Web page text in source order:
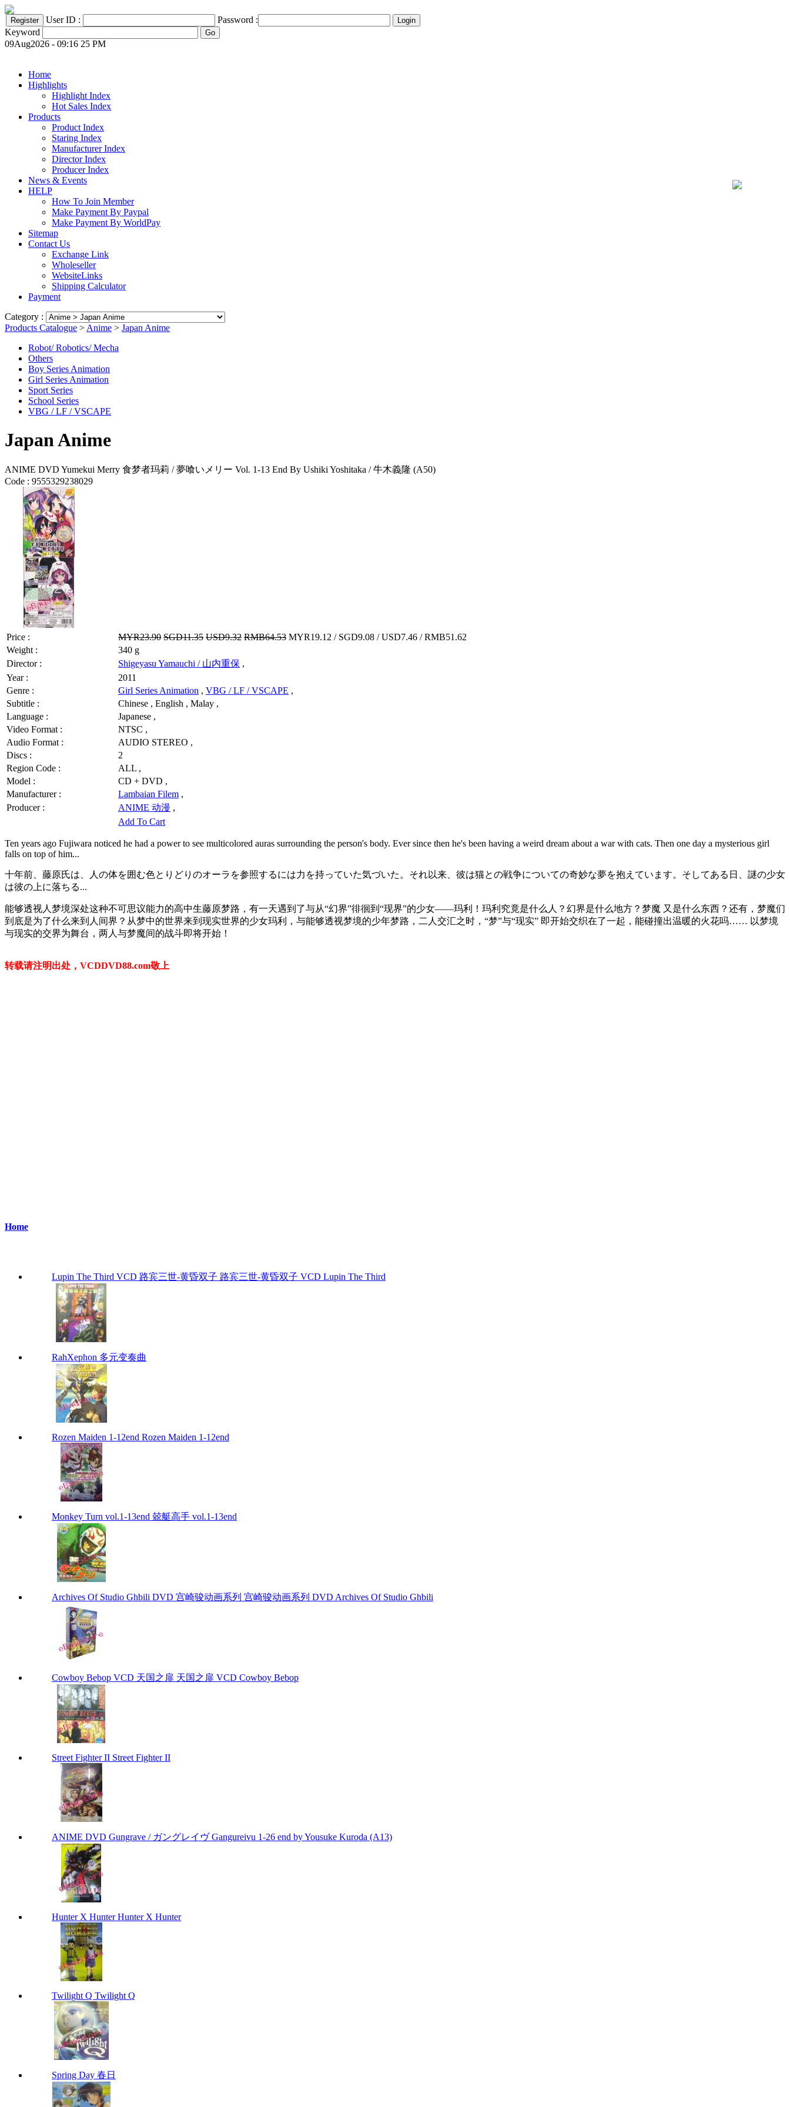
User ID :
Password :
Keyword
09Aug2026 - 09:16 25 PM
Home
Highlights
Highlight Index
Hot Sales Index
Products
Product Index
Staring Index
Manufacturer Index
Director Index
Producer Index
News & Events
HELP
How To Join Member
Make Payment By Paypal
Make Payment By WorldPay
Sitemap
Contact Us
Exchange Link
Wholeseller
WebsiteLinks
Shipping Calculator
Payment
Category :
Products Catalogue > Anime > Japan Anime
Robot/ Robotics/ Mecha
Others
Boy Series Animation
Girl Series Animation
Sport Series
School Series
VBG / LF / VSCAPE
Japan Anime
ANIME DVD Yumekui Merry 食梦者玛莉 / 夢喰いメリー Vol. 1-13 End By Ushiki Yoshitaka / 牛木義隆 (A50)
Code : 9555329238029
Price : MYR23.90 SGD11.35 USD9.32 RMB64.53 MYR19.12 / SGD9.08 / USD7.46 / RMB51.62
Weight :
340 g
Director :
Shigeyasu Yamauchi / 山内重保 ,
Year :
2011
Genre :
Girl Series Animation , VBG / LF / VSCAPE ,
Subtitle :
Chinese , English , Malay ,
Language :
Japanese ,
Video Format :
NTSC ,
Audio Format :
AUDIO STEREO ,
Discs :
2
Region Code :
ALL ,
Model :
CD + DVD ,
Manufacturer :
Lambaian Filem ,
Producer :
ANIME 动漫 ,
Add To Cart
Ten years ago Fujiwara noticed he had a power to see multicolored auras surrounding the person's body. Ever since then he's been having a weird dream about a war with cats. Then one day a mysterious girl
falls on top of him...
十年前 、藤原氏は、 人の体を囲む色とりどりのオーラ を参照するには力を持っていた気づいた 。 それ以来 、彼は猫との戦争についての奇妙な夢を抱えています。 そしてある 日、 謎の少女
は彼の上に落ちる...
能够透视人梦境深处这种不可思议能力的高中生藤原梦路，有一天遇到了与从“幻界”徘徊到“现界”的少女——玛利！玛利究竟是什么人？幻界是什么地方？梦魔 又是什么东西？还有，梦魔们
到底是为了什么来到人间界？从梦中的世界来到现实世界的少女玛利，与能够透视梦境的少年梦路，二人交汇之时，“梦”与“现实” 即开始交织在了一起，能碰撞出温暖的火花吗…… 以梦境
与现实的交界为舞台，两人与梦魔间的战斗即将开始！
转载请注明出处，VCDDVD88.com敬上
Home
Lupin The Third VCD 路宾三世-黄昏双子 路宾三世-黄昏双子 VCD Lupin The Third
RahXephon 多元变奏曲
Rozen Maiden 1-12end Rozen Maiden 1-12end
Monkey Turn vol.1-13end 兢艇高手 vol.1-13end
Archives Of Studio Ghbili DVD 宫崎骏动画系列 宫崎骏动画系列 DVD Archives Of Studio Ghbili
Cowboy Bebop VCD 天国之扉 天国之扉 VCD Cowboy Bebop
Street Fighter II Street Fighter II
ANIME DVD Gungrave / ガングレイヴ Gangureivu 1-26 end by Yousuke Kuroda (A13)
Hunter X Hunter Hunter X Hunter
Twilight Q Twilight Q
Spring Day 春日